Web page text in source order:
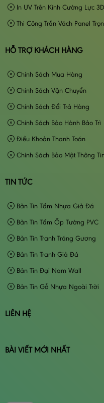
In UV Trên Kính Cường Lực 3D
Thi Công Trần Vách Panel
HỖ TRỢ KHÁCH HÀNG
Chính Sách Mua Hàng
Chính Sách Vận Chuyển
Chính Sách Đổi Trả Hàng
Chính Sách Bảo Hành Bảo Trì
Điều Khoản Thanh Toán
Chính Sách Bảo Mật Thông
TIN TỨC
Bản Tin Tấm Nhựa Giả Đá
Bản Tin Tấm Ốp Tường PVC
Bản Tin Tranh Tráng Gương
Bản Tin Tranh Giả Đá
Bản Tin Đại Nam Wall
Bản Tin Gỗ Nhựa Ngoài Trời
LIÊN HỆ
BÀI VIẾT MỚI NHẤT